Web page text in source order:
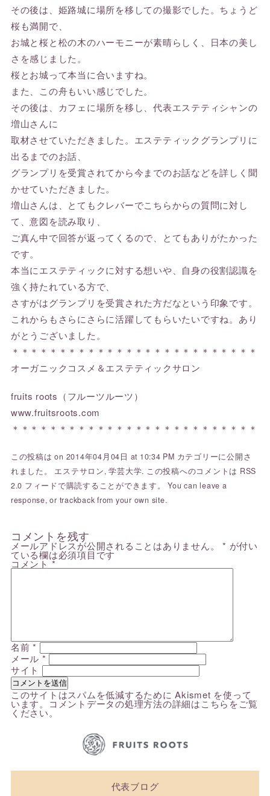
その後は、姫路城に場所を移しての撮影でした。ちょうど
桜も満開で、
お城と桜と松の木のハーモニーが素晴らしく、日本の美し
さを感じました。
桜とお城って本当に合いますね。
また、この舟もいい感じでした。
その後は、カフェに場所を移し、代表エステティシャンの
増山さんに
取材させていただきました。エステティックグランプリに
出るまでのお話、
グランプリを受賞されてから今までのお話などを詳しく聞
かせていただきました。
増山さんは、とてもクレバーでこちらからの質問に対し
て、意図を読み取り、
ご真ん中で回答が返ってくるので、とてもありがたかった
です。
本当にエステティックに対する想いや、自身の役割認識を
強く持たれている方で、
さすがはグランプリを受賞された方だなという印象です。
これからもさらにさらに活躍してもらいたいですね。あり
がとうございました。
＊＊＊＊＊＊＊＊＊＊＊＊＊＊＊＊＊＊＊＊＊＊＊＊＊＊
オーガニックコスメ＆エステティックサロン
fruits roots（フルーツルーツ）
www.fruitsroots.com
＊＊＊＊＊＊＊＊＊＊＊＊＊＊＊＊＊＊＊＊＊＊＊＊＊＊
この投稿は on 2014年04月04日 at 10:34 PM カテゴリーに公開さ
れました。 エステサロン,学芸大学. この投稿へのコメントは RSS
2.0 フィードで購読することができます。 You canleave a
response, or trackback from your own site.
コメントを残す
メールアドレスが公開されることはありません。 * が付い
ている欄は必須項目です
コメント*
名前*
メール *
サイト
このサイトはスパムを低減するために Akismet を使って
います。 コメントデータの処理方法の詳細はこちらをご覧
ください。
代表ブログ